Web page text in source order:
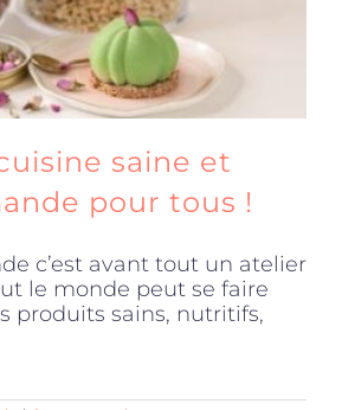
saine et
pour tous !
c’est avant tout un atelier
le monde peut se faire
produits sains, nutritifs,